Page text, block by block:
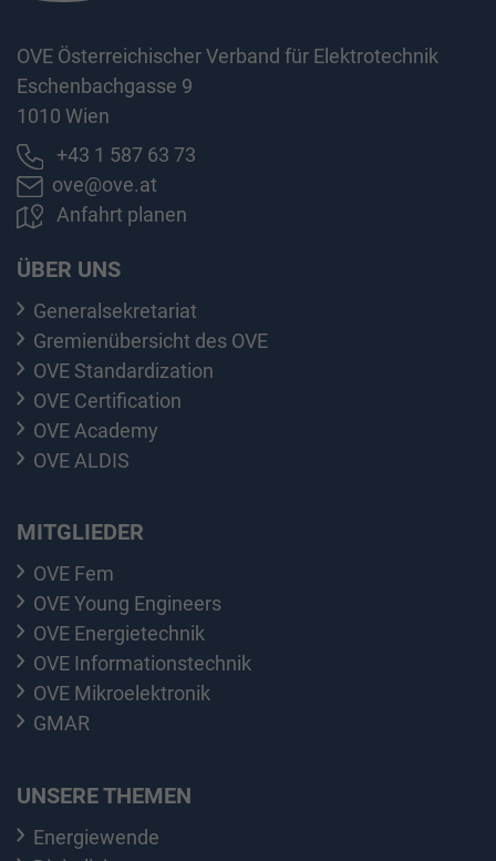
OVE Österreichischer Verband für Elektrotechnik
Eschenbachgasse 9
1010 Wien
+43 1 587 63 73
ove@ove.at
Anfahrt planen
ÜBER UNS
Generalsekretariat
Gremienübersicht des OVE
OVE Standardization
OVE Certification
OVE Academy
OVE ALDIS
MITGLIEDER
OVE Fem
OVE Young Engineers
OVE Energietechnik
OVE Informationstechnik
OVE Mikroelektronik
GMAR
UNSERE THEMEN
Energiewende